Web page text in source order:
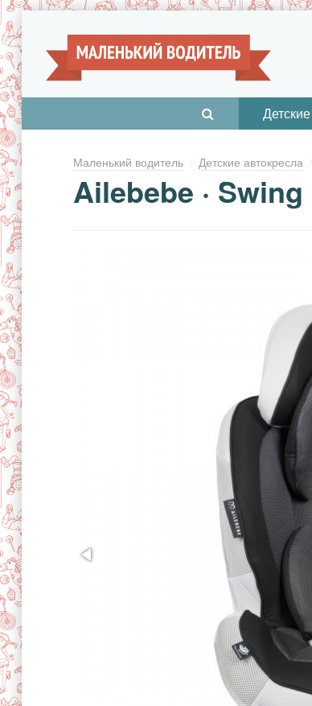
Маленький водитель Детские автокресла
Ailebebe ·